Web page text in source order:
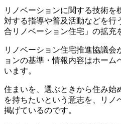
リノベーションに関する技術を
対する指導や普及活動などを行
合リノベーション住宅」の拡充
リノベーション住宅推進協議会
ョンの基準・情報内容はホーム
います。
住まいを、選ぶときから住み始
を持ちたいという意志を、リノ
掲げているのです。